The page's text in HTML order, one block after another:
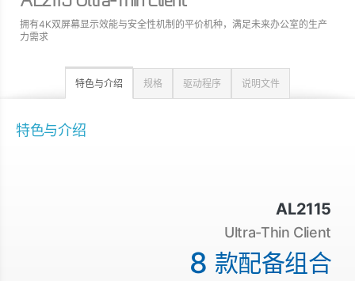
拥有4K双屏幕显示效能与安全性机制的平价机种，满足未来办公室的生产
力需求
特色与介绍 规格 驱动程序 说明文件
特色与介绍
AL2115
Ultra-Thin Client
8 款配备组合